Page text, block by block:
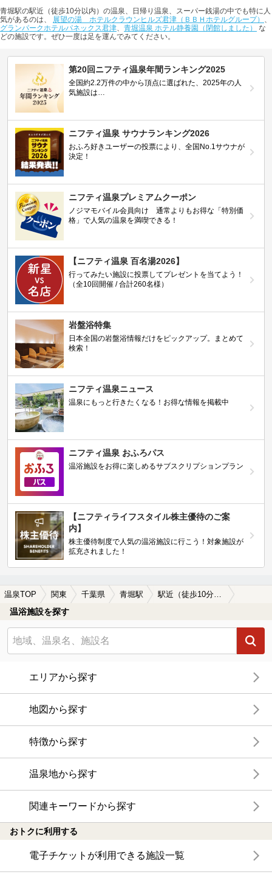
青堀駅の駅近（徒歩10分以内）の温泉、日帰り温泉、スーパー銭湯の中でも特に人
気があるのは、 展望の湯 ホテルクラウンヒルズ君津（ＢＢＨホテルグループ） 、
グランパークホテルパネックス君津、 青堀温泉 ホテル静養園（閉館しました）
な
どの施設です。ぜひ一度は足を運んでみてください。
第20回ニフティ温泉年間ランキング2025
全国約2.2万件の中から頂点に選ばれた、2025年の人
気施設は…
ニフティ温泉 サウナランキング2026
おふろ好きユーザーの投票により、全国No.1サウナが
決定！
ニフティ温泉プレミアムクーポン
ノジマモバイル会員向け 通常よりもお得な「特別価
格」で人気の温泉を満喫できる！
【ニフティ温泉 百名湯2026】
行ってみたい施設に投票してプレゼントを当てよう！
（全10回開催 / 合計260名様）
岩盤浴特集
日本全国の岩盤浴情報だけをピックアップ。まとめて
検索！
ニフティ温泉ニュース
温泉にもっと行きたくなる！お得な情報を掲載中
ニフティ温泉 おふろパス
温浴施設をお得に楽しめるサブスクリプションプラン
【ニフティライフスタイル株主優待のご案
内】
株主優待制度で人気の温浴施設に行こう！対象施設が
拡充されました！
温泉TOP 関東 千葉県 青堀駅 駅近（徒歩10分以内）の青堀駅近くの温泉、日帰り温泉、スーパー銭湯おすすめ
温浴施設を探す
エリアから探す
地図から探す
特徴から探す
温泉地から探す
関連キーワードから探す
おトクに利用する
電子チケットが利用できる施設一覧